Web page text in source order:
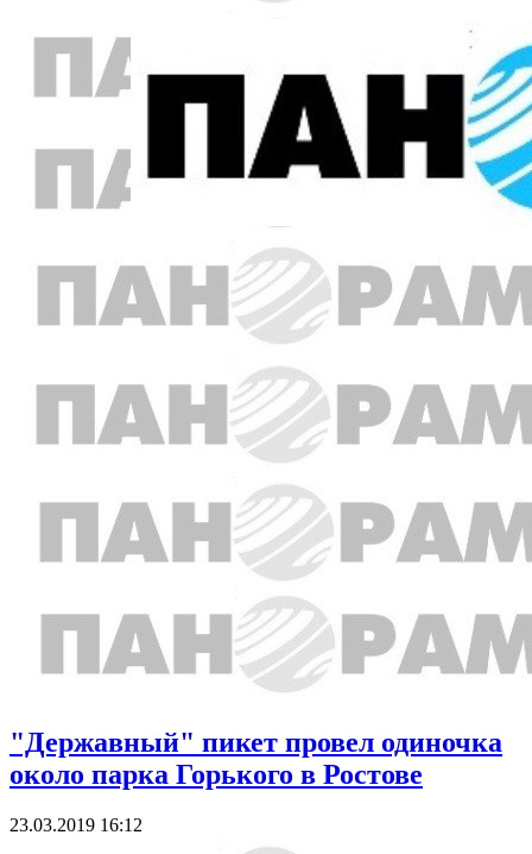
"Державный" пикет провел одиночка
около парка Горького в Ростове
23.03.2019 16:12